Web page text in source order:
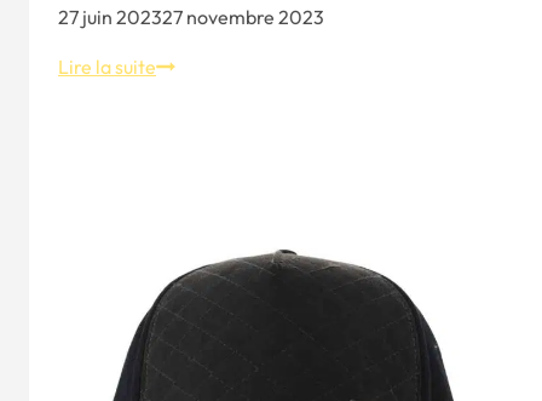
27 juin 202327 novembre 2023
Lire la suiteLes
la
casquette
intemporelle